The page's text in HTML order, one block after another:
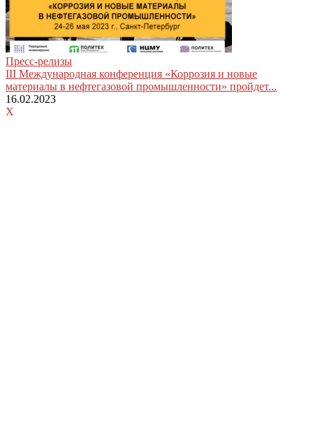
Пресс-релизы
III Международная конференция «Коррозия и новые
материалы в нефтегазовой промышленности» пройдет...
16.02.2023
X